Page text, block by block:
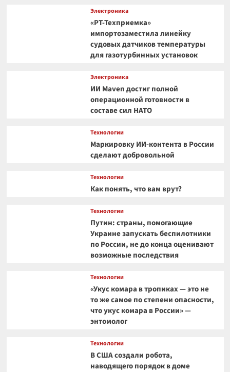
Электроника
«РТ-Техприемка»
импортозаместила линейку
судовых датчиков температуры
для газотурбинных установок
Электроника
ИИ Maven достиг полной
операционной готовности в
составе сил НАТО
Технологии
Маркировку ИИ-контента в России
сделают добровольной
Технологии
Как понять, что вам врут?
Технологии
Путин: страны, помогающие
Украине запускать беспилотники
по России, не до конца оценивают
возможные последствия
Технологии
«Укус комара в тропиках — это не
то же самое по степени опасности,
что укус комара в России» —
энтомолог
Технологии
В США создали робота,
наводящего порядок в доме